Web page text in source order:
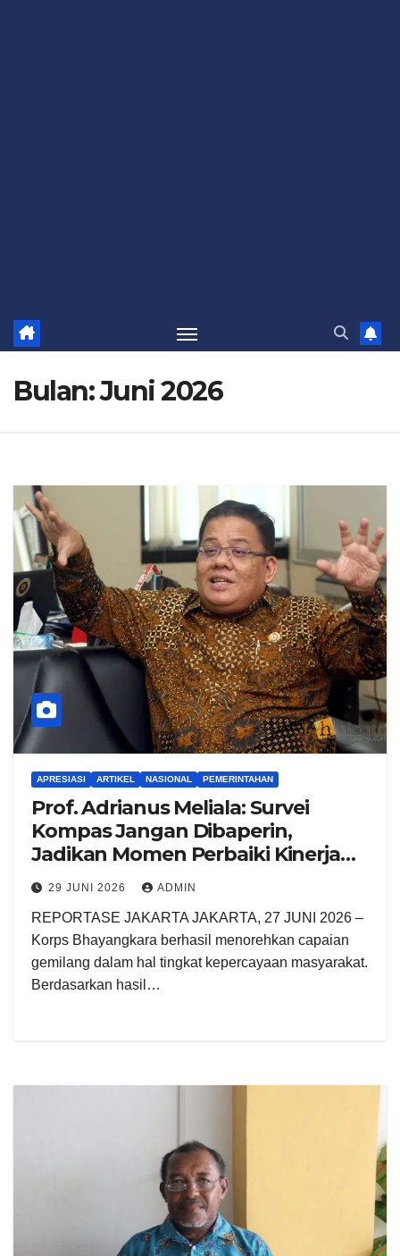
Bulan:Juni 2026
APRESIASI ARTIKEL NASIONAL PEMERINTAHAN
Prof. Adrianus Meliala: Survei
Kompas Jangan Dibaperin,
Jadikan Momen Perbaiki Kinerja
Polri
29 JUNI 2026 ADMIN
REPORTASE JAKARTA JAKARTA, 27 JUNI 2026 –
Korps Bhayangkara berhasil menorehkan capaian
gemilang dalam hal tingkat kepercayaan masyarakat.
Berdasarkan hasil…